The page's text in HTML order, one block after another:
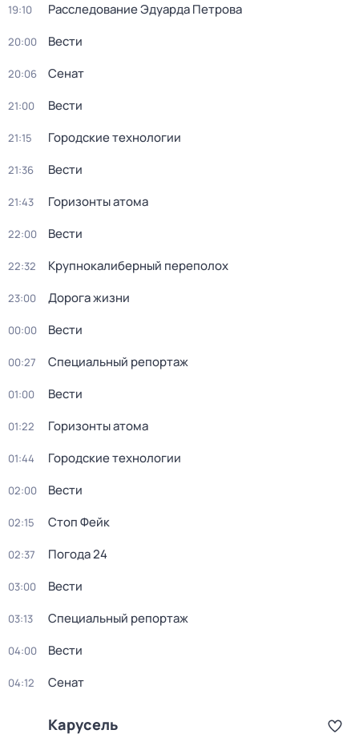
19:10 Расследование Эдуарда Петрова
20:00 Вести
20:06 Сенат
21:00 Вести
21:15 Городские технологии
21:36 Вести
21:43 Горизонты атома
22:00 Вести
22:32 Крупнокалиберный переполох
23:00 Дорога жизни
00:00 Вести
00:27 Специальный репортаж
01:00 Вести
01:22 Горизонты атома
01:44 Городские технологии
02:00 Вести
02:15 Стоп Фейк
02:37 Погода 24
03:00 Вести
03:13 Специальный репортаж
04:00 Вести
04:12 Сенат
Карусель